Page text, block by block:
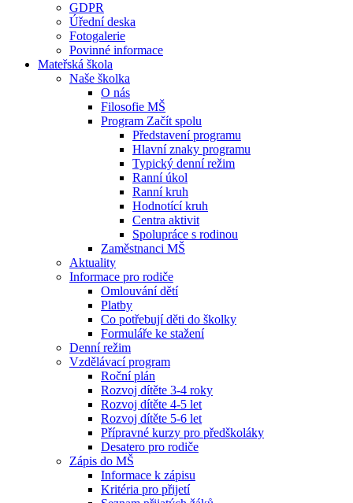
GDPR
Úřední deska
Fotogalerie
Povinné informace
Mateřská škola
Naše školka
O nás
Filosofie MŠ
Program Začít spolu
Představení programu
Hlavní znaky programu
Typický denní režim
Ranní úkol
Ranní kruh
Hodnotící kruh
Centra aktivit
Spolupráce s rodinou
Zaměstnanci MŠ
Aktuality
Informace pro rodiče
Omlouvání dětí
Platby
Co potřebují děti do školky
Formuláře ke stažení
Denní režim
Vzdělávací program
Roční plán
Rozvoj dítěte 3-4 roky
Rozvoj dítěte 4-5 let
Rozvoj dítěte 5-6 let
Přípravné kurzy pro předškoláky
Desatero pro rodiče
Zápis do MŠ
Informace k zápisu
Kritéria pro přijetí